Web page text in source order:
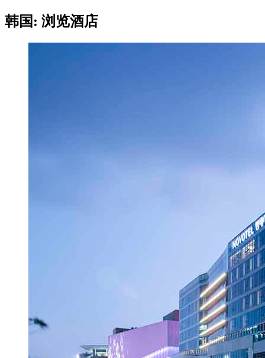
韩国: 浏览酒店